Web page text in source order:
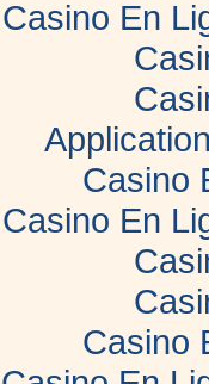
Casino En
Casino
Casino En
Casino